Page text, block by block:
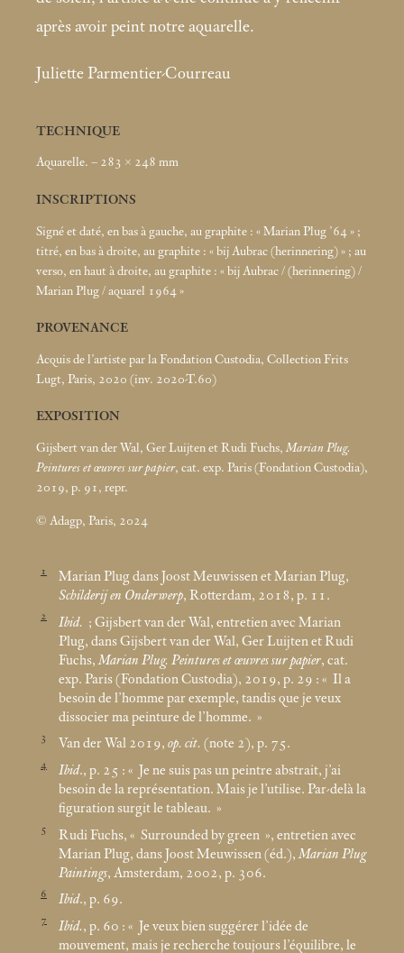
après avoir peint notre aquarelle.
Juliette Parmentier-Courreau
TECHNIQUE
Aquarelle. – 283 × 248 mm
INSCRIPTIONS
Signé et daté, en bas à gauche, au graphite : «Marian Plug ’64» ;
titré, en bas à droite, au graphite : «bij Aubrac (herinnering)» ; au
verso, en haut à droite, au graphite : «bij Aubrac / (herinnering) /
Marian Plug / aquarel 1964»
PROVENANCE
Acquis de l’artiste par la Fondation Custodia, Collection Frits
Lugt, Paris, 2020 (inv. 2020-T.60)
EXPOSITION
Gijsbert van der Wal, Ger Luijten et Rudi Fuchs, Marian Plug.
Peintures et œuvres sur papier, cat. exp. Paris (Fondation Custodia),
2019, p. 91, repr.
© Adagp, Paris, 2024
1
Marian Plug dans Joost Meuwissen et Marian Plug,
Schilderij en Onderwerp, Rotterdam, 2018, p. 11.
2 Ibid. ; Gijsbert van der Wal, entretien avec Marian
Plug, dans Gijsbert van der Wal, Ger Luijten et Rudi
Fuchs,Marian Plug. Peintures et œuvres sur papier, cat.
exp. Paris (Fondation Custodia), 2019, p. 29 : « Il a
besoin de l’homme par exemple, tandis que je veux
dissocier ma peinture de l’homme. »
3 Van der Wal 2019, op. cit. (note 2), p. 75.
4 Ibid., p. 25 : « Je ne suis pas un peintre abstrait, j’ai
besoin de la représentation. Mais je l’utilise. Par-delà la
figuration surgit le tableau. »
5 Rudi Fuchs, « Surrounded by green », entretien avec
Marian Plug, dans Joost Meuwissen (éd.),Marian Plug
Paintings, Amsterdam, 2002, p. 306.
6 Ibid., p. 69.
7 Ibid., p. 60 : « Je veux bien suggérer l’idée de
mouvement, mais je recherche toujours l’équilibre, le